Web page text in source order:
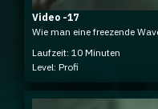
Video -17
Wie man eine freezende
Laufzeit: 10 Minuten
Level: Profi